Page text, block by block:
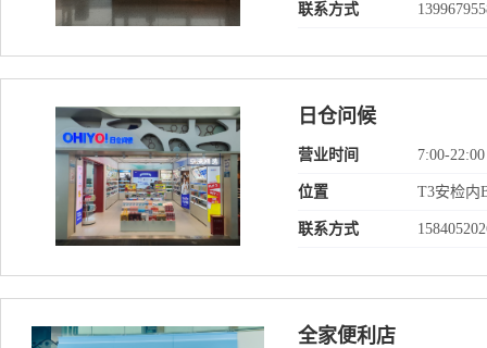
联系方式
日仓问候
营业时间 7:00-22:00
位置 T3安检内
联系方式
全家便利店